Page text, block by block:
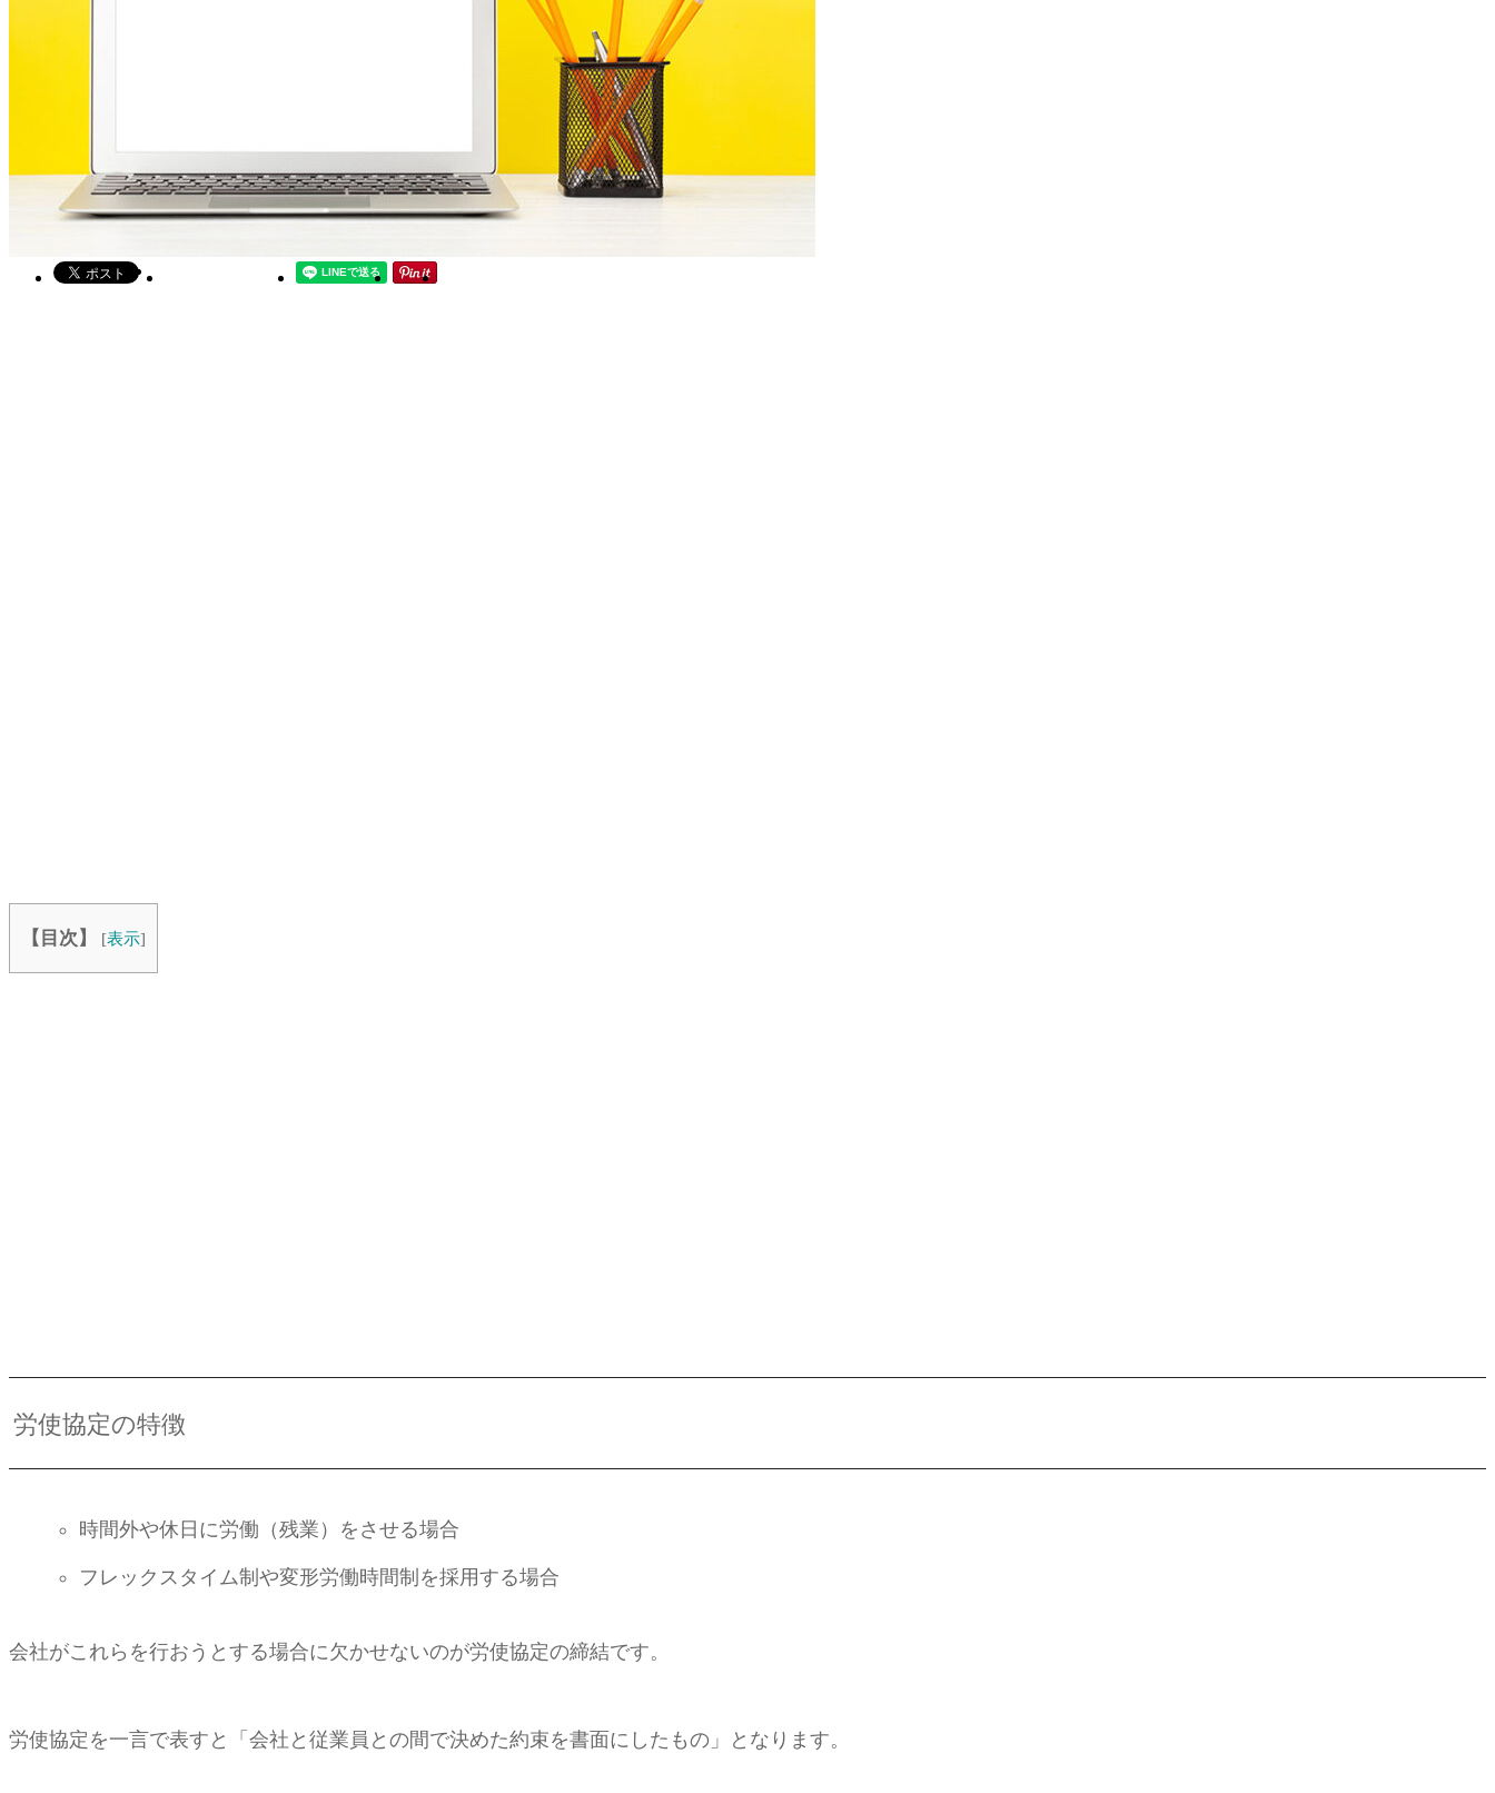
【目次】 [表示]
労使協定の特徴
時間外や休日に労働（残業）をさせる場合
フレックスタイム制や変形労働時間制を採用する場合
会社がこれらを行おうとする場合に欠かせないのが労使協定の締結です。
労使協定を一言で表すと「会社と従業員との間で決めた約束を書面にしたもの」となります。